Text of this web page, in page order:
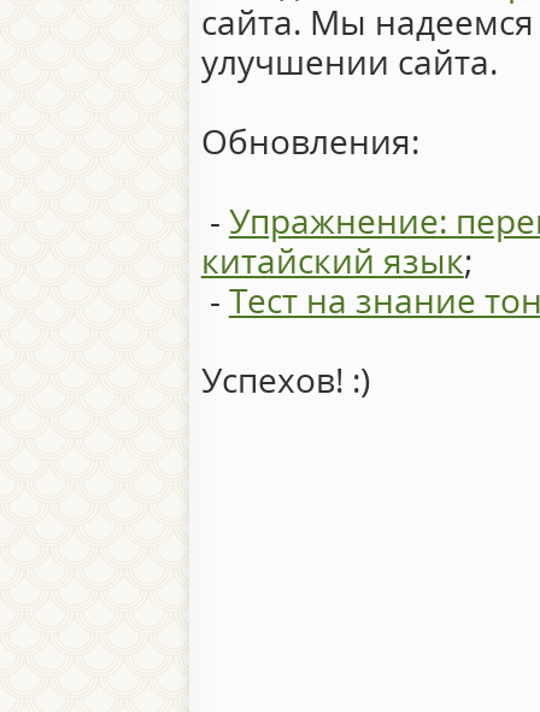
сайта. Мы
улучшении сайта.
Обновления:
- Упражнение:
китайский язык;
- Тест на знание
Успехов! :)